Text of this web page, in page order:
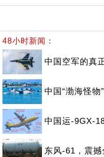
48小时新闻：
中国空军的真
中国“渤海怪
中国运-9GX-
东风-61，震